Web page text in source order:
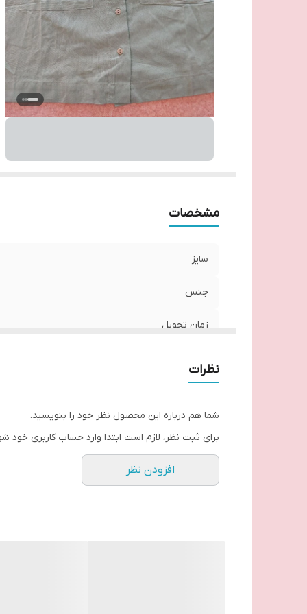
مشخصات
سایز
جنس
زمان تحویل
نظرات
شما هم درباره این محصول نظر خود را بنویسید.
برای ثبت نظر، لازم است ابتدا وارد حساب کاربری خود
افزودن نظر